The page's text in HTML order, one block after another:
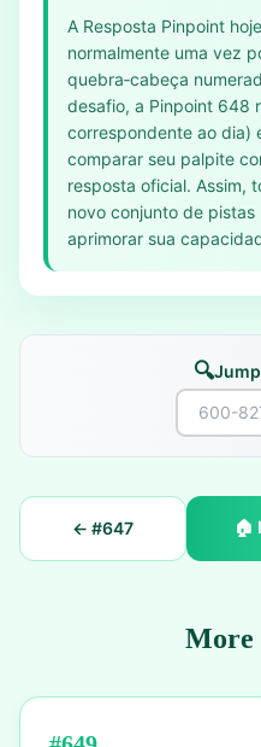
A Resposta Pinpoint
normalmente uma vez
quebra‑cabeça
desafio, a Pinpoint 648
correspondente ao dia)
comparar seu palpite
resposta oficial. Assim,
novo conjunto de
aprimorar sua
🔍
← #647 🏠
More